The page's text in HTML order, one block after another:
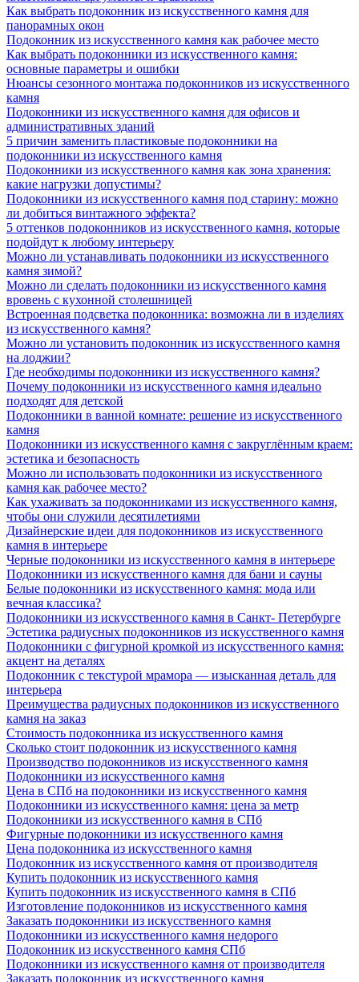
Как выбрать подоконник из искусственного камня для
панорамных окон
Подоконник из искусственного камня как рабочее место
Как выбрать подоконники из искусственного камня:
основные параметры и ошибки
Нюансы сезонного монтажа подоконников из искусственного
камня
Подоконники из искусственного камня для офисов и
административных зданий
5 причин заменить пластиковые подоконники на
подоконники из искусственного камня
Подоконники из искусственного камня как зона хранения:
какие нагрузки допустимы?
Подоконники из искусственного камня под старину: можно
ли добиться винтажного эффекта?
5 оттенков подоконников из искусственного камня, которые
подойдут к любому интерьеру
Можно ли устанавливать подоконники из искусственного
камня зимой?
Можно ли сделать подоконники из искусственного камня
вровень с кухонной столешницей
Встроенная подсветка подоконника: возможна ли в изделиях
из искусственного камня?
Можно ли установить подоконник из искусственного камня
на лоджии?
Где необходимы подоконники из искусственного камня?
Почему подоконники из искусственного камня идеально
подходят для детской
Подоконники в ванной комнате: решение из искусственного
камня
Подоконники из искусственного камня с закруглённым краем:
эстетика и безопасность
Можно ли использовать подоконники из искусственного
камня как рабочее место?
Как ухаживать за подоконниками из искусственного камня,
чтобы они служили десятилетиями
Дизайнерские идеи для подоконников из искусственного
камня в интерьере
Черные подоконники из искусственного камня в интерьере
Подоконники из искусственного камня для бани и сауны
Белые подоконники из искусственного камня: мода или
вечная классика?
Подоконники из искусственного камня в Санкт- Петербурге
Эстетика радиусных подоконников из искусственного камня
Подоконники с фигурной кромкой из искусственного камня:
акцент на деталях
Подоконник с текстурой мрамора — изысканная деталь для
интерьера
Преимущества радиусных подоконников из искусственного
камня на заказ
Стоимость подоконника из искусственного камня
Сколько стоит подоконник из искусственного камня
Производство подоконников из искусственного камня
Подоконники из искусственного камня
Цена в СПб на подоконники из искусственного камня
Подоконники из искусственного камня: цена за метр
Подоконники из искусственного камня в СПб
Фигурные подоконники из искусственного камня
Цена подоконника из искусственного камня
Подоконник из искусственного камня от производителя
Купить подоконник из искусственного камня
Купить подоконник из искусственного камня в СПб
Изготовление подоконников из искусственного камня
Заказать подоконники из искусственного камня
Подоконники из искусственного камня недорого
Подоконник из искусственного камня СПб
Подоконники из искусственного камня от производителя
Заказать подоконник из искусственного камня